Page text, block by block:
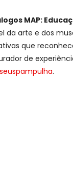
MAP:
da arte e dos
que
de
.